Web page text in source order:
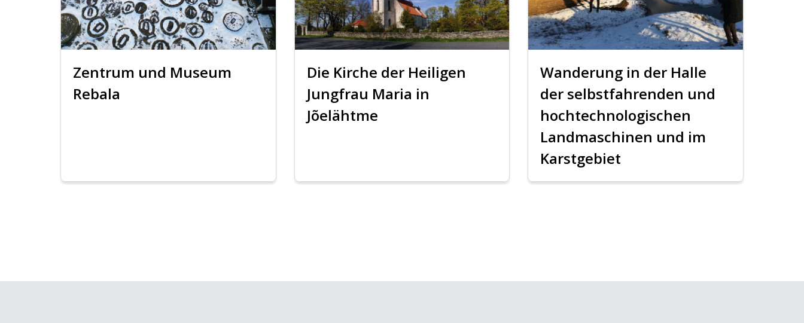
Zentrum und Museum
Rebala
Die Kirche der Heiligen
Jungfrau Maria in
Jõelähtme
Wanderung in der Halle
der selbstfahrenden und
hochtechnologischen
Landmaschinen und im
Karstgebiet